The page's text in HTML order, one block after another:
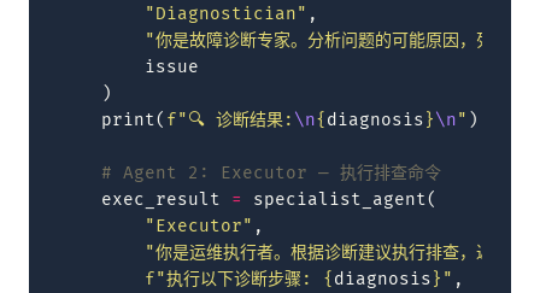
"Diagnostician" ,
"你是故障诊断专家。分析问题的可能原因，列出排
issue
)
print( f"🔍 诊断结果: \n{ diagnosis}\n" )
# Agent 2: Executor — 执行排查命令
exec_result
= specialist_agent(
"Executor" ,
"你是运维执行者。根据诊断建议执行排查，返回关
f"执行以下诊断步骤: { diagnosis} " ,